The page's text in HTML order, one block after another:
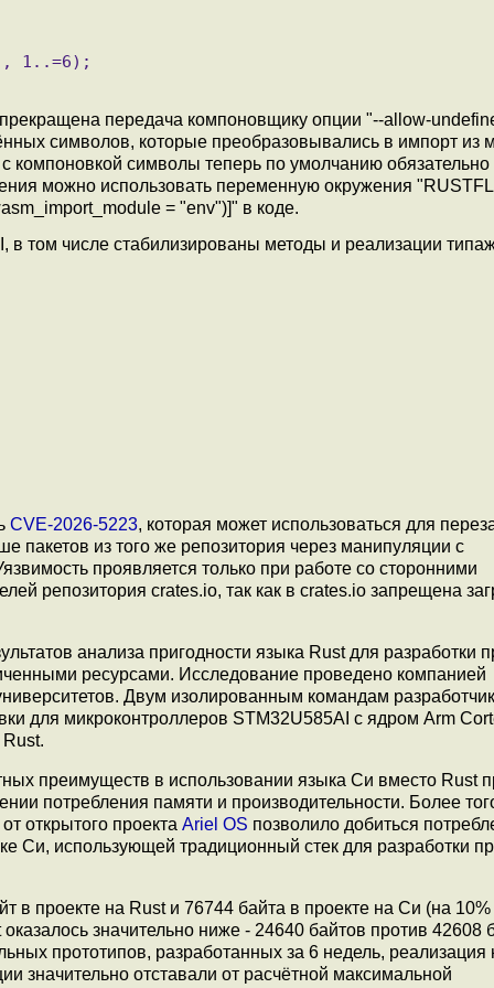
передача компоновщику опции "--allow-
символов, которые преобразовывались в импорт из
компоновкой символы теперь по умолчанию
можно использовать переменную окружения
= "env")]" в коде.
том числе стабилизированы методы и реализации
CVE-2026-5223, которая может использоваться для
пакетов из того же репозитория через манипуляции с
проявляется только при работе со сторонними
репозитория crates.io, так как в crates.io запрещена
анализа пригодности языка Rust для разработки
ресурсами. Исследование проведено компанией
Двум изолированным командам
для микроконтроллеров STM32U585AI с ядром Arm
преимуществ в использовании языка Си вместо Rust
потребления памяти и производительности. Более
открытого проекта Ariel OS позволило добиться
Си, использующей традиционный стек для разработки
в проекте на Rust и 76744 байта в проекте на Си (на
значительно ниже - 24640 байтов против 42608
прототипов, разработанных за 6 недель, реализация
значительно отставали от расчётной максимальной